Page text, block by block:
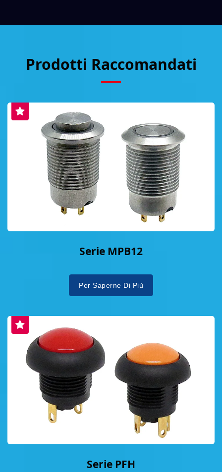
Prodotti Raccomandati
Serie MPB12
Per Saperne Di Più
Serie PFH